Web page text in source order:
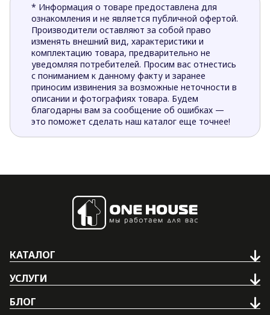
* Информация о товаре предоставлена для
ознакомления и не является публичной офертой.
Производители оставляют за собой право
изменять внешний вид, характеристики и
комплектацию товара, предварительно не
уведомляя потребителей. Просим вас отнестись
с пониманием к данному факту и заранее
приносим извинения за возможные неточности в
описании и фотографиях товара. Будем
благодарны вам за сообщение об ошибках —
это поможет сделать наш каталог еще точнее!
КАТАЛОГ
УСЛУГИ
БЛОГ